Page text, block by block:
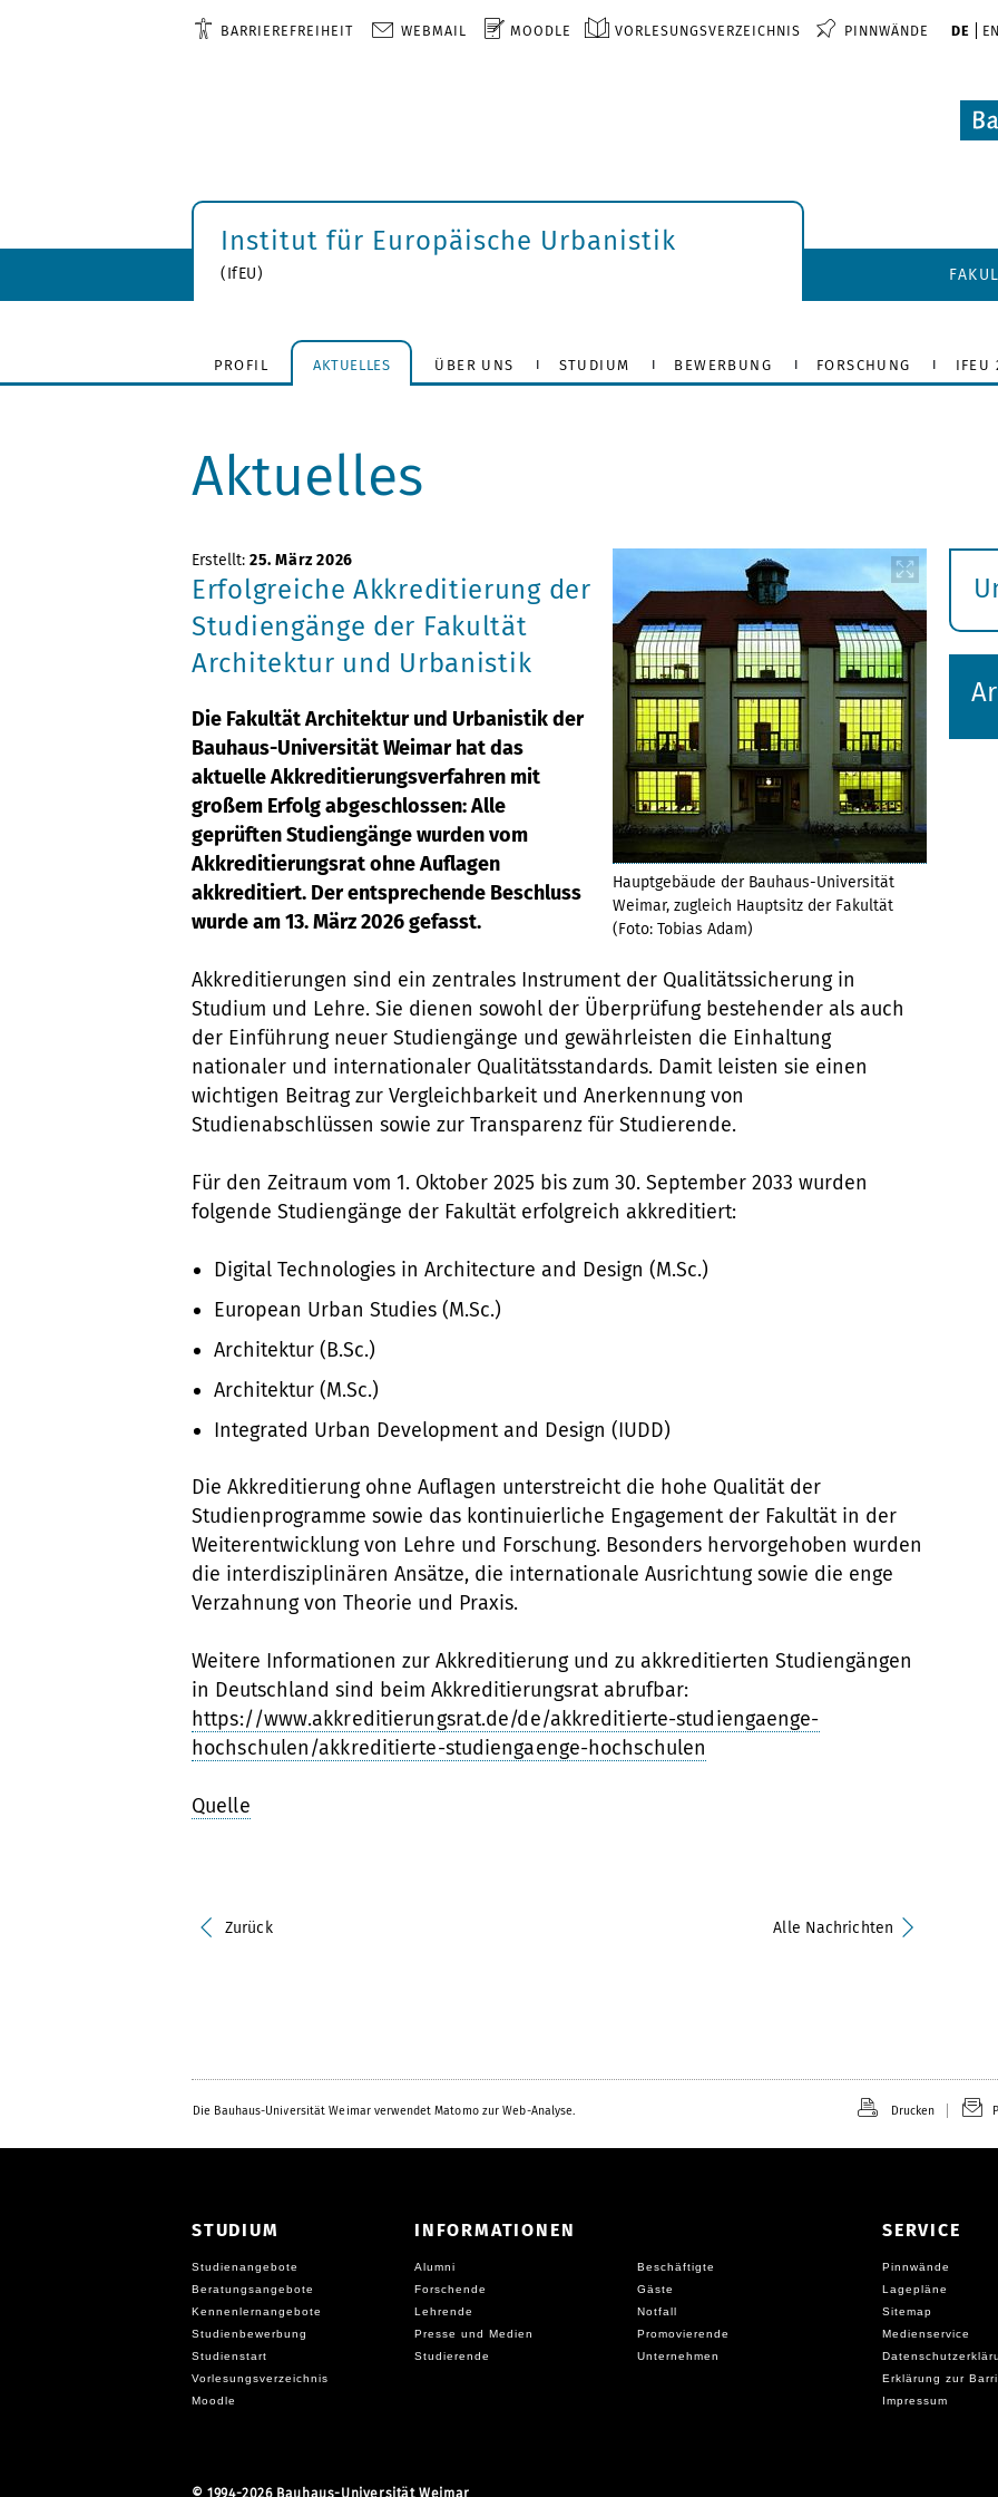
BARRIEREFREIHEIT WEBMAIL MOODLE VORLESUNGSVERZEICHNIS PINNWÄNDE DE EN
Institut für Europäische Urbanistik
(IfEU)
PROFIL AKTUELLES ÜBER UNS STUDIUM BEWERBUNG FORSCHUNG IFEU
Aktuelles
Hauptgebäude der Bauhaus-Universität
Weimar, zugleich Hauptsitz der Fakultät
(Foto: Tobias Adam)
Erstellt: 25. März 2026
Erfolgreiche Akkreditierung der
Studiengänge der Fakultät
Architektur und Urbanistik
Die Fakultät Architektur und Urbanistik der
Bauhaus-Universität Weimar hat das
aktuelle Akkreditierungsverfahren mit
großem Erfolg abgeschlossen: Alle
geprüften Studiengänge wurden vom
Akkreditierungsrat ohne Auflagen
akkreditiert. Der entsprechende Beschluss
wurde am 13. März 2026 gefasst.
Akkreditierungen sind ein zentrales Instrument der Qualitätssicherung in
Studium und Lehre. Sie dienen sowohl der Überprüfung bestehender als auch
der Einführung neuer Studiengänge und gewährleisten die Einhaltung
nationaler und internationaler Qualitätsstandards. Damit leisten sie einen
wichtigen Beitrag zur Vergleichbarkeit und Anerkennung von
Studienabschlüssen sowie zur Transparenz für Studierende.
Für den Zeitraum vom 1. Oktober 2025 bis zum 30. September 2033 wurden
folgende Studiengänge der Fakultät erfolgreich akkreditiert:
Digital Technologies in Architecture and Design (M.Sc.)
European Urban Studies (M.Sc.)
Architektur (B.Sc.)
Architektur (M.Sc.)
Integrated Urban Development and Design (IUDD)
Die Akkreditierung ohne Auflagen unterstreicht die hohe Qualität der
Studienprogramme sowie das kontinuierliche Engagement der Fakultät in der
Weiterentwicklung von Lehre und Forschung. Besonders hervorgehoben wurden
die interdisziplinären Ansätze, die internationale Ausrichtung sowie die enge
Verzahnung von Theorie und Praxis.
Weitere Informationen zur Akkreditierung und zu akkreditierten Studiengängen
in Deutschland sind beim Akkreditierungsrat abrufbar:
https://www.akkreditierungsrat.de/de/akkreditierte-studiengaenge-
hochschulen/akkreditierte-studiengaenge-hochschulen
Quelle
Zurück Alle Nachrichten
Die Bauhaus-Universität Weimar verwendet Matomo zur Web-Analyse. Drucken
STUDIUM
Studienangebote
Beratungsangebote
Kennenlernangebote
Studienbewerbung
Studienstart
Vorlesungsverzeichnis
Moodle
INFORMATIONEN
Alumni
Beschäftigte
Forschende
Gäste
Lehrende
Notfall
Presse und Medien
Promovierende
Studierende
Unternehmen
SERVICE
Pinnwände
Lagepläne
Sitemap
Medienservice
Erklärung zur
Impressum
© 1994-2026 Bauhaus-Universität Weimar